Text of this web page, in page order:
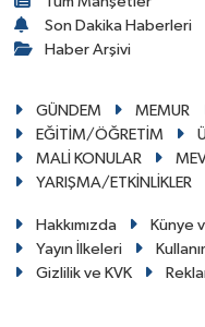
Son Dakika Haberleri
Haber Arşivi
GÜNDEM MEMUR
EĞİTİM/ÖĞRETİM
MALİ KONULAR
YARIŞMA/ETKİNLİKLER
Hakkımızda Künye
Yayın İlkeleri
Gizlilik ve KVK